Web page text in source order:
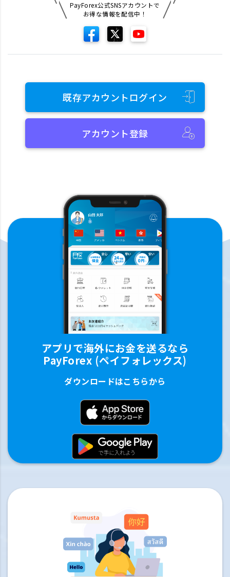
PayForex公式SNSアカウントで
お得な情報を配信中！
既存アカウントログイン
アカウント登録
アプリで海外にお金を送るなら
PayForex (ペイフォレックス)
ダウンロードはこちらから